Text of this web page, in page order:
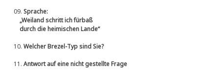
09.Sprache:
„Weiland schritt ich fürbaß
durch die heimischen Lande“
10.Welcher Brezel-Typ sind Sie?
11.Antwort auf eine nicht gestellte Frage